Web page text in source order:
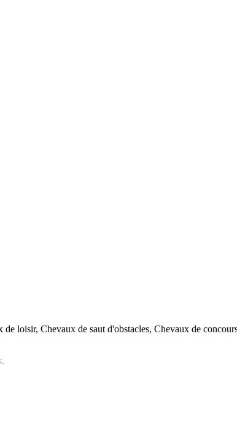
loisir, Chevaux de saut d'obstacles, Chevaux de